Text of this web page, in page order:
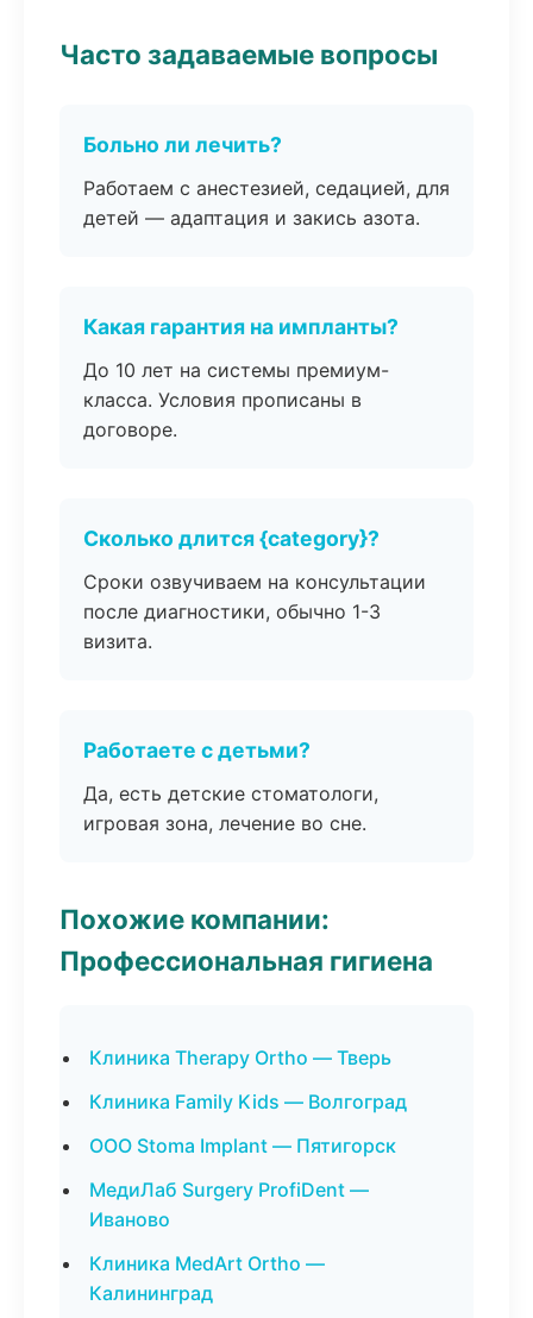
Часто задаваемые вопросы
Больно ли лечить?
Работаем с анестезией, седацией, для
детей — адаптация и закись азота.
Какая гарантия на импланты?
До 10 лет на системы премиум-
класса. Условия прописаны в
договоре.
Сколько длится {category}?
Сроки озвучиваем на консультации
после диагностики, обычно 1-3
визита.
Работаете с детьми?
Да, есть детские стоматологи,
игровая зона, лечение во сне.
Похожие компании:
Профессиональная гигиена
Клиника Therapy Ortho — Тверь
Клиника Family Kids — Волгоград
ООО Stoma Implant — Пятигорск
МедиЛаб Surgery ProfiDent —
Иваново
Клиника MedArt Ortho —
Калининград